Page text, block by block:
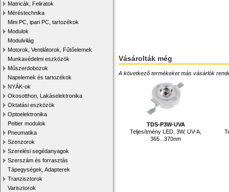
Matricák, Feliratok
Méréstechnika
Mini PC, ipari PC, tartozékok
Modulok
Modulvilág
Motorok, Ventilátorok, Fűtőelemek
Munkavédelmi eszközök
Műszerdobozok
Napelemek és tartozékok
NYÁK-ok
Okosotthon, Lakáselektronika
Oktatási eszközök
Optoelektronika
Peltier modulok
Pneumatika
Szenzorok
Szerelési segédanyagok
Szerszám és forrasztás
Tápegységek, Adapterek
Tranzisztorok
Varisztorok
Vásárolták még
A következő termékeket más vásárlók
TDS-P3W-UVA
Teljesítmény LED, 3W, UV-A,
365...370nm